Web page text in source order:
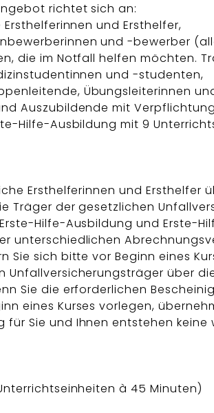
richtet sich an:
und Ersthelfer,
und -bewerber
die im Notfall helfen möchten.
und -studenten,
Übungsleiterinnen
Auszubildende mit
Hilfe-Ausbildung mit 9
Ersthelferinnen und Ersthelfer
Träger der gesetzlichen
Hilfe-Ausbildung und Erste-
unterschiedlichen
Sie sich bitte vor Beginn eines
Unfallversicherungsträger über
Sie die erforderlichen
eines Kurses vorlegen,
für Sie und Ihnen entstehen keine
à 45 Minuten)